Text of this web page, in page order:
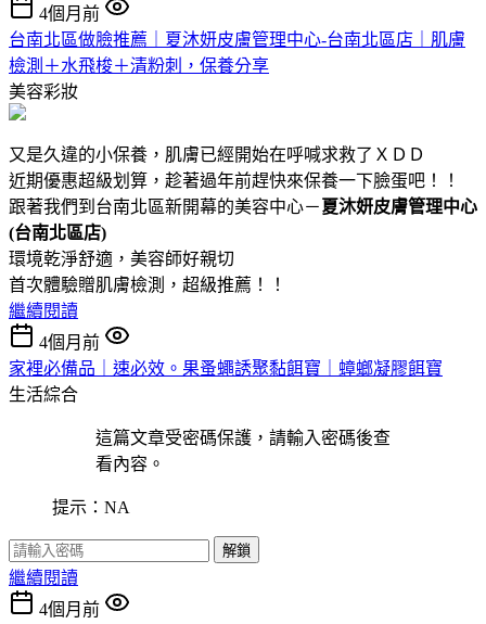
4個月前
台南北區做臉推薦｜夏沐妍皮膚管理中心-台南北區店｜肌膚
檢測＋水飛梭＋清粉刺，保養分享
美容彩妝
又是久違的小保養，肌膚已經開始在呼喊求救了ＸＤＤ
近期優惠超級划算，趁著過年前趕快來保養一下臉蛋吧！！
跟著我們到台南北區新開幕的美容中心－夏沐妍皮膚管理中心
(台南北區店)
環境乾淨舒適，美容師好親切
首次體驗贈肌膚檢測，超級推薦！！
繼續閱讀
4個月前
家裡必備品｜速必效。果蚤蠅誘聚黏餌寶｜蟑螂凝膠餌寶
生活綜合
這篇文章受密碼保護，請輸入密碼後查
看內容。
提示：NA
解鎖
繼續閱讀
4個月前